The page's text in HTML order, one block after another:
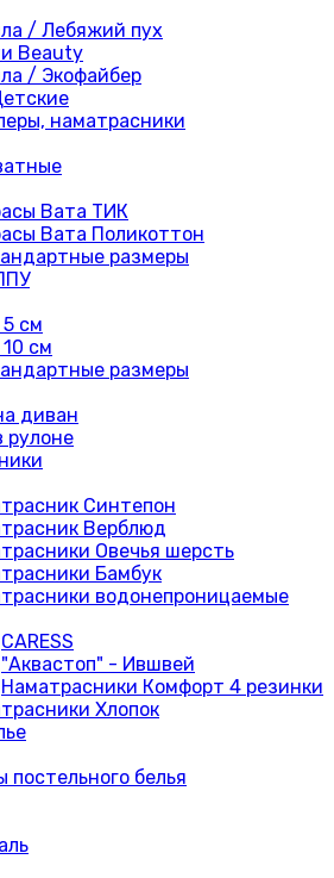
/ Лебяжий пух
Beauty
/ Экофайбер
наматрасники
Вата ТИК
Вата Поликоттон
размеры
см
см
размеры
диван
рулоне
Синтепон
Верблюд
Овечья шерсть
Бамбук
водонепроницаемые
CARESS
"Аквастоп" - Ившвей
Наматрасники Комфорт 4 резинки
Хлопок
постельного белья